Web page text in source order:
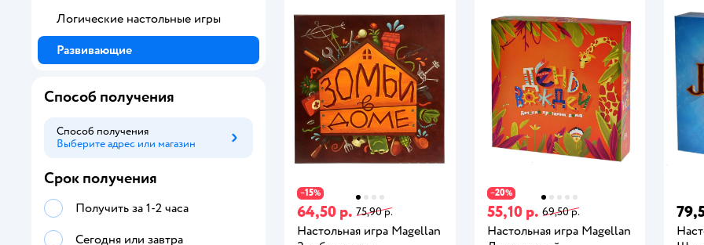
−15%
64,50 р. 75,90 р.
Настольная игра Magellan
−20%
55,10 р. 69,50 р.
Настольная игра Magellan
Логические настольные игры
Развивающие
Способ получения
Способ получения
Выберите адрес или магазин
Способ получения
Срок получения
Получить за 1-2 часа
Сегодня или завтра